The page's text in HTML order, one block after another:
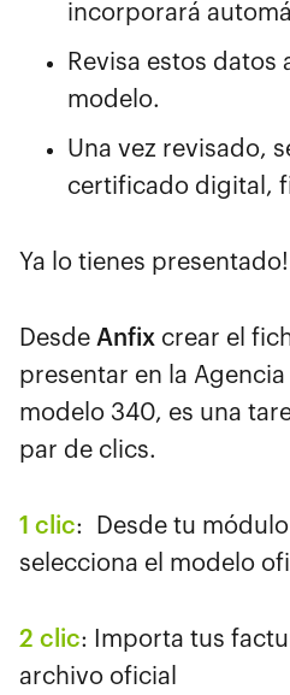
incorporará
Revisa estos datos
modelo.
Una vez revisado,
certificado digital,
Ya lo tienes presentado!
Desde Anfix crear el
presentar en la
modelo 340, es una
par de clics.
1 clic: Desde tu
selecciona el modelo
2 clic: Importa tus
archivo oficial